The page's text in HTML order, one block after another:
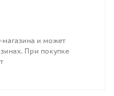
магазина и может
При покупке